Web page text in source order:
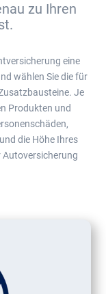
zu Ihren
eine
wählen Sie die für
Je
Produkten und
die Höhe Ihres
Autoversicherung